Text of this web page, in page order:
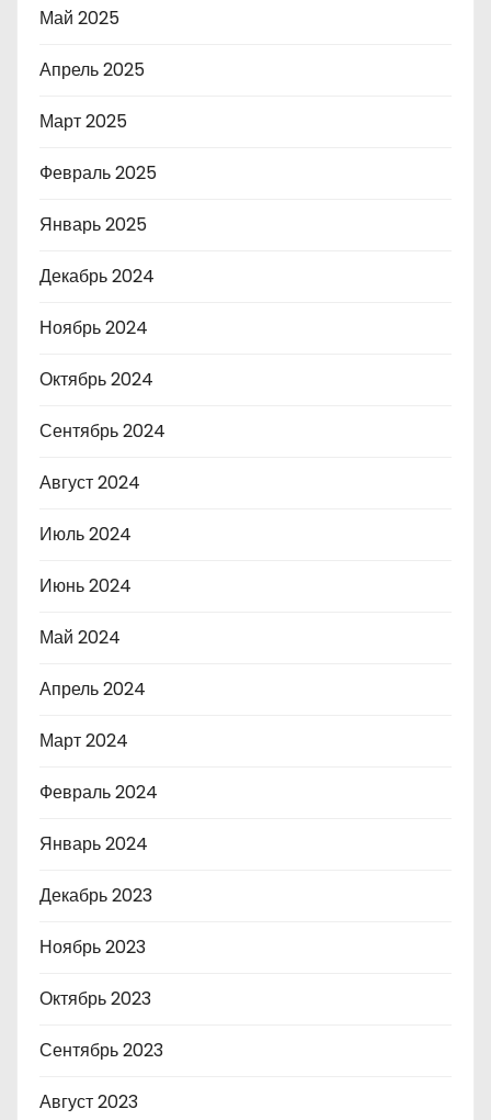
Май 2025
Апрель 2025
Март 2025
Февраль 2025
Январь 2025
Декабрь 2024
Ноябрь 2024
Октябрь 2024
Сентябрь 2024
Август 2024
Июль 2024
Июнь 2024
Май 2024
Апрель 2024
Март 2024
Февраль 2024
Январь 2024
Декабрь 2023
Ноябрь 2023
Октябрь 2023
Сентябрь 2023
Август 2023